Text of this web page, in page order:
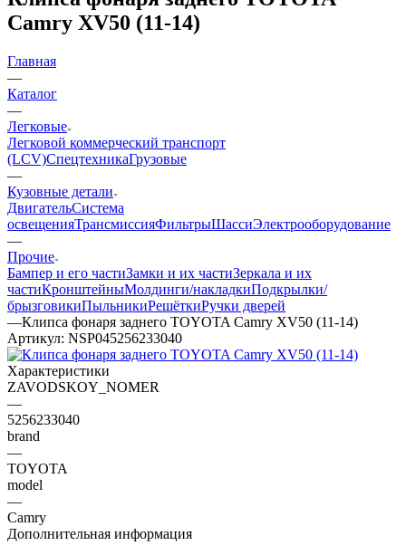
Camry XV50 (11-14)
Главная
—
Каталог
—
Легковые
Легковой коммерческий транспорт
(LCV)СпецтехникаГрузовые
—
Кузовные детали
ДвигательСистема
освещенияТрансмиссияФильтрыШассиЭлектрооборудование
—
Прочие
Бампер и его частиЗамки и их частиЗеркала и их
частиКронштейныМолдинги/накладкиПодкрылки/
брызговикиПыльникиРешёткиРучки дверей
—Клипса фонаря заднего TOYOTA Camry XV50 (11-14)
Артикул: NSP045256233040
Характеристики
ZAVODSKOY_NOMER
—
5256233040
brand
—
TOYOTA
model
—
Camry
Дополнительная информация